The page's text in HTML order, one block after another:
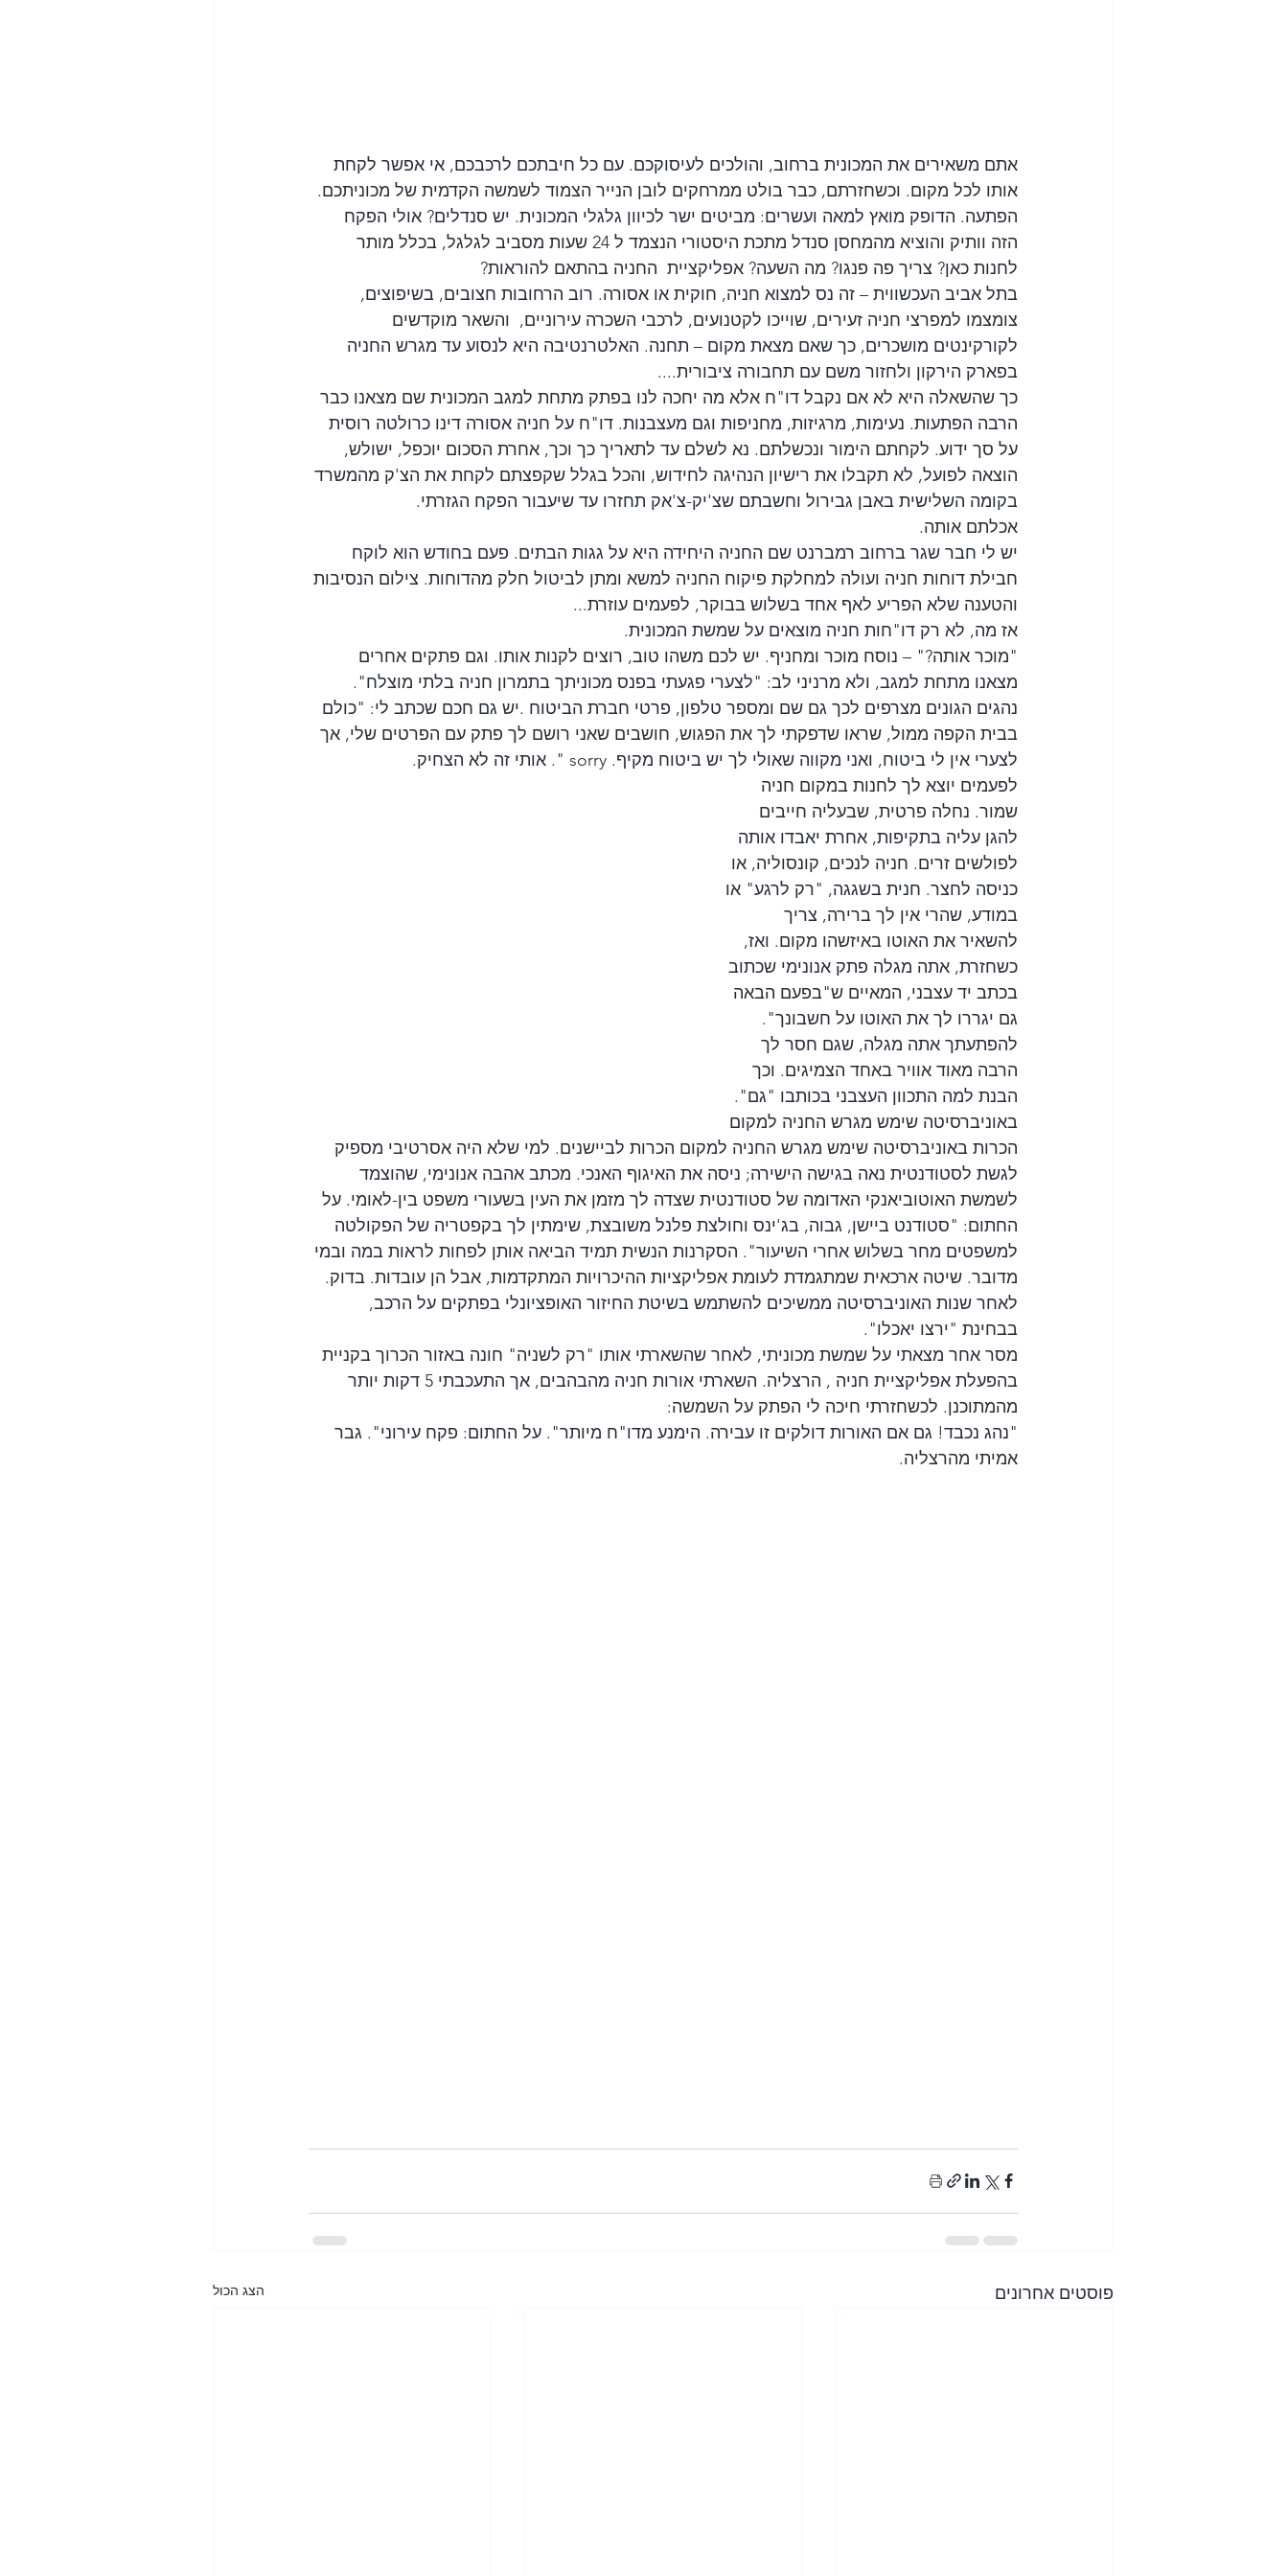
אתם משאירים את המכונית ברחוב, והולכים לעיסוקכם. עם כל חיבתכם לרכבכם, אי אפשר לקחת
אותו לכל מקום. וכשחזרתם, כבר בולט ממרחקים לובן הנייר הצמוד לשמשה הקדמית של מכוניתכם.
הפתעה. הדופק מואץ למאה ועשרים: מביטים ישר לכיוון גלגלי המכונית. יש סנדלים? אולי הפקח
הזה וותיק והוציא מהמחסן סנדל מתכת היסטורי הנצמד ל 24 שעות מסביב לגלגל, בכלל מותר
לחנות כאן? צריך פה פנגו? מה השעה? אפליקציית  החניה בהתאם להוראות?
בתל אביב העכשווית – זה נס למצוא חניה, חוקית או אסורה. רוב הרחובות חצובים, בשיפוצים,
צומצמו למפרצי חניה זעירים, שוייכו לקטנועים, לרכבי השכרה עירוניים,  והשאר מוקדשים
לקורקינטים מושכרים, כך שאם מצאת מקום – תחנה. האלטרנטיבה היא לנסוע עד מגרש החניה
בפארק הירקון ולחזור משם עם תחבורה ציבורית....
כך שהשאלה היא לא אם נקבל דו"ח אלא מה יחכה לנו בפתק מתחת למגב המכונית שם מצאנו כבר
הרבה הפתעות. נעימות, מרגיזות, מחניפות וגם מעצבנות. דו"ח על חניה אסורה דינו כרולטה רוסית
על סך ידוע. לקחתם הימור ונכשלתם. נא לשלם עד לתאריך כך וכך, אחרת הסכום יוכפל, ישולש,
הוצאה לפועל, לא תקבלו את רישיון הנהיגה לחידוש, והכל בגלל שקפצתם לקחת את הצ'ק מהמשרד
בקומה השלישית באבן גבירול וחשבתם שצ'יק-צ'אק תחזרו עד שיעבור הפקח הגזרתי.
אכלתם אותה.
יש לי חבר שגר ברחוב רמברנט שם החניה היחידה היא על גגות הבתים. פעם בחודש הוא לוקח
חבילת דוחות חניה ועולה למחלקת פיקוח החניה למשא ומתן לביטול חלק מהדוחות. צילום הנסיבות
והטענה שלא הפריע לאף אחד בשלוש בבוקר, לפעמים עוזרת...
אז מה, לא רק דו"חות חניה מוצאים על שמשת המכונית.
"מוכר אותה?" – נוסח מוכר ומחניף. יש לכם משהו טוב, רוצים לקנות אותו. וגם פתקים אחרים
מצאנו מתחת למגב, ולא מרניני לב: "לצערי פגעתי בפנס מכוניתך בתמרון חניה בלתי מוצלח".
נהגים הגונים מצרפים לכך גם שם ומספר טלפון, פרטי חברת הביטוח .יש גם חכם שכתב לי: "כולם
בבית הקפה ממול, שראו שדפקתי לך את הפגוש, חושבים שאני רושם לך פתק עם הפרטים שלי, אך
לצערי אין לי ביטוח, ואני מקווה שאולי לך יש ביטוח מקיף. sorry ". אותי זה לא הצחיק.
לפעמים יוצא לך לחנות במקום חניה
שמור. נחלה פרטית, שבעליה חייבים
להגן עליה בתקיפות, אחרת יאבדו אותה
לפולשים זרים. חניה לנכים, קונסוליה, או
כניסה לחצר. חנית בשגגה, "רק לרגע" או
במודע, שהרי אין לך ברירה, צריך
להשאיר את האוטו באיזשהו מקום. ואז,
כשחזרת, אתה מגלה פתק אנונימי שכתוב
בכתב יד עצבני, המאיים ש"בפעם הבאה
גם יגררו לך את האוטו על חשבונך".
להפתעתך אתה מגלה, שגם חסר לך
הרבה מאוד אוויר באחד הצמיגים. וכך
הבנת למה התכוון העצבני בכותבו "גם".
באוניברסיטה שימש מגרש החניה למקום
הכרות באוניברסיטה שימש מגרש החניה למקום הכרות לביישנים. למי שלא היה אסרטיבי מספיק
לגשת לסטודנטית נאה בגישה הישירה; ניסה את האיגוף האנכי. מכתב אהבה אנונימי, שהוצמד
לשמשת האוטוביאנקי האדומה של סטודנטית שצדה לך מזמן את העין בשעורי משפט בין-לאומי. על
החתום: "סטודנט ביישן, גבוה, בג'ינס וחולצת פלנל משובצת, שימתין לך בקפטריה של הפקולטה
למשפטים מחר בשלוש אחרי השיעור". הסקרנות הנשית תמיד הביאה אותן לפחות לראות במה ובמי
מדובר. שיטה ארכאית שמתגמדת לעומת אפליקציות ההיכרויות המתקדמות, אבל הן עובדות. בדוק.
לאחר שנות האוניברסיטה ממשיכים להשתמש בשיטת החיזור האופציונלי בפתקים על הרכב,
בבחינת "ירצו יאכלו".
מסר אחר מצאתי על שמשת מכוניתי, לאחר שהשארתי אותו "רק לשניה" חונה באזור הכרוך בקניית
בהפעלת אפליקציית חניה , הרצליה. השארתי אורות חניה מהבהבים, אך התעכבתי 5 דקות יותר
מהמתוכנן. לכשחזרתי חיכה לי הפתק על השמשה:
"נהג נכבד! גם אם האורות דולקים זו עבירה. הימנע מדו"ח מיותר". על החתום: פקח עירוני". גבר
אמיתי מהרצליה.
פוסטים אחרונים הצג הכול